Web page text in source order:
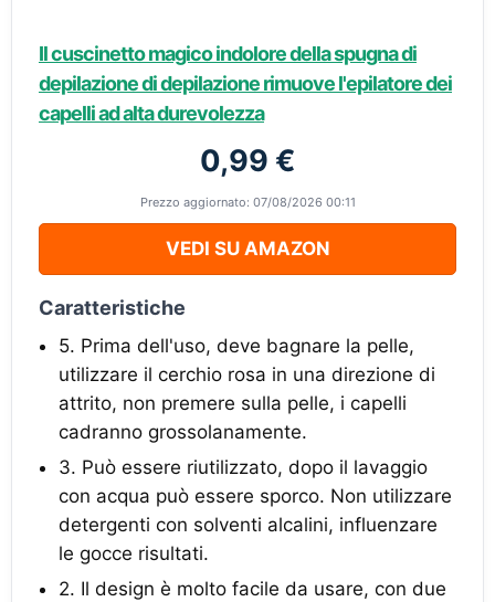
Il cuscinetto magico indolore della spugna di
depilazione di depilazione rimuove l'epilatore dei
capelli ad alta durevolezza
0,99 €
Prezzo aggiornato: 07/08/2026 00:11
VEDI SU AMAZON
Caratteristiche
5. Prima dell'uso, deve bagnare la pelle,
utilizzare il cerchio rosa in una direzione di
attrito, non premere sulla pelle, i capelli
cadranno grossolanamente.
3. Può essere riutilizzato, dopo il lavaggio
con acqua può essere sporco. Non utilizzare
detergenti con solventi alcalini, influenzare
le gocce risultati.
2. Il design è molto facile da usare, con due